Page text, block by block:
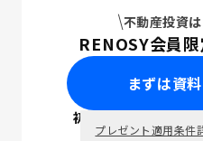
不動産投資
RENOSY会員限
まずは資
初回面談で
プレゼント適用条件